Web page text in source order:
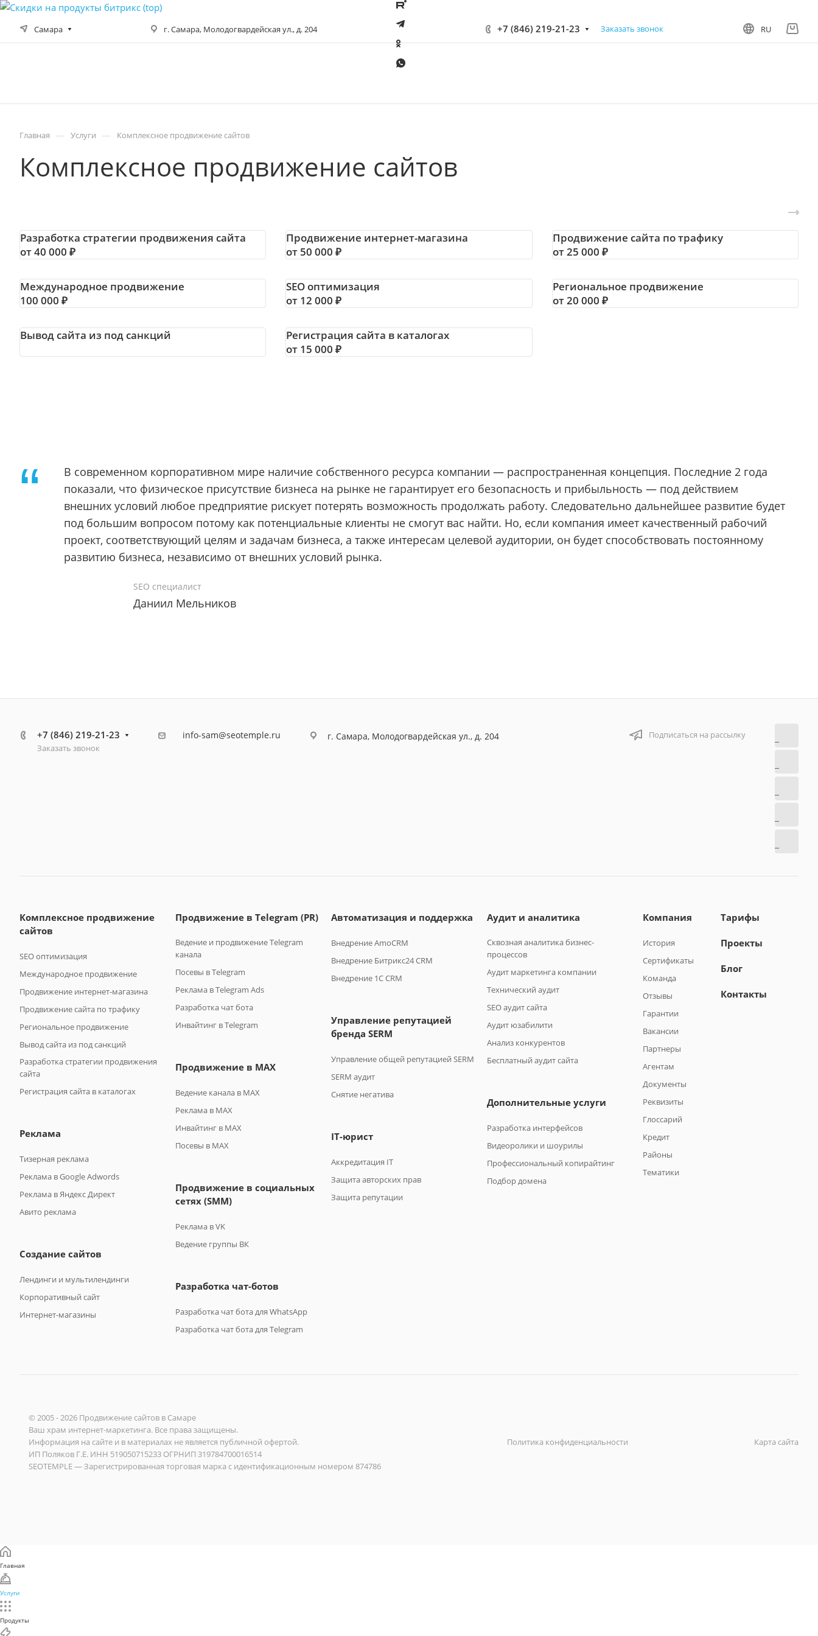
Самара г. Самара, Молодогвардейская ул., д. 204 +7 (846) 219-21-23 Заказать звонок RU
Главная — Услуги — Комплексное продвижение сайтов
Комплексное продвижение сайтов
Разработка стратегии продвижения сайта
от 40 000 ₽
Продвижение интернет-магазина
от 50 000 ₽
Продвижение сайта по трафику
от 25 000 ₽
Международное продвижение
100 000 ₽
SEO оптимизация
от 12 000 ₽
Региональное продвижение
от 20 000 ₽
Вывод сайта из под санкций
Регистрация сайта в каталогах
от 15 000 ₽
В современном корпоративном мире наличие собственного ресурса компании — распространенная концепция. Последние 2 года
показали, что физическое присутствие бизнеса на рынке не гарантирует его безопасность и прибыльность — под действием
внешних условий любое предприятие рискует потерять возможность продолжать работу. Следовательно дальнейшее развитие будет
под большим вопросом потому как потенциальные клиенты не смогут вас найти. Но, если компания имеет качественный рабочий
проект, соответствующий целям и задачам бизнеса, а также интересам целевой аудитории, он будет способствовать постоянному
развитию бизнеса, независимо от внешних условий рынка.
SEO специалист
Даниил Мельников
+7 (846) 219-21-23
Заказать звонок
info-sam@seotemple.ru г. Самара, Молодогвардейская ул., д. 204 Подписаться на рассылку
Комплексное продвижение
сайтов
SEO оптимизация
Международное продвижение
Продвижение интернет-магазина
Продвижение сайта по трафику
Региональное продвижение
Вывод сайта из под санкций
Разработка стратегии продвижения
сайта
Регистрация сайта в каталогах
Реклама
Тизерная реклама
Реклама в Google Adwords
Реклама в Яндекс Директ
Авито реклама
Создание сайтов
Лендинги и мультилендинги
Корпоративный сайт
Интернет-магазины
Продвижение в Telegram (PR)
Ведение и продвижение Telegram
канала
Посевы в Telegram
Реклама в Telegram Ads
Разработка чат бота
Инвайтинг в Telegram
Продвижение в MAX
Ведение канала в MAX
Реклама в MAX
Инвайтинг в MAX
Посевы в MAX
Продвижение в социальных
сетях (SMM)
Реклама в VK
Ведение группы ВК
Разработка чат-ботов
Разработка чат бота для WhatsApp
Разработка чат бота для Telegram
Автоматизация и поддержка
Внедрение AmoCRM
Внедрение Битрикс24 CRM
Внедрение 1C CRM
Управление репутацией
бренда SERM
Управление общей репутацией SERM
SERM аудит
Снятие негатива
IT-юрист
Аккредитация IT
Защита авторских прав
Защита репутации
Аудит и аналитика
Сквозная аналитика бизнес-
процессов
Аудит маркетинга компании
Технический аудит
SEO аудит сайта
Аудит юзабилити
Анализ конкурентов
Бесплатный аудит сайта
Дополнительные услуги
Разработка интерфейсов
Видеоролики и шоурилы
Профессиональный копирайтинг
Подбор домена
Компания
История
Сертификаты
Команда
Отзывы
Гарантии
Вакансии
Партнеры
Агентам
Документы
Реквизиты
Глоссарий
Кредит
Районы
Тематики
Тарифы
Проекты
Блог
Контакты
© 2005 - 2026 Продвижение сайтов в Самаре
Ваш храм интернет-маркетинга. Все права защищены.
Информация на сайте и в материалах не является публичной офертой.
ИП Поляков Г.Е. ИНН 519050715233 ОГРНИП 319784700016514
SEOTEMPLE — Зарегистрированная торговая марка с идентификационным номером 874786
Политика конфиденциальности Карта сайта
Главная
Услуги
Продукты